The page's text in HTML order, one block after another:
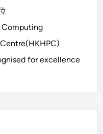
Computing
for excellence